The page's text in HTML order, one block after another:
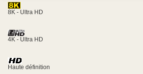
8K - Ultra HD
4K - Ultra HD
Haute définition